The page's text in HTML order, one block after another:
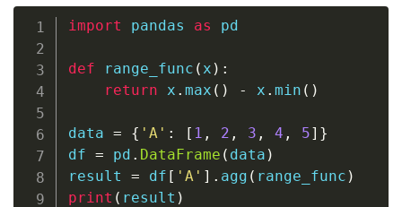
import pandas as pd
def range_func ( x ) :
return x . max ( ) - x . min ( )
data = { 'A' : [ 1 , 2 , 3 , 4 , 5] }
df = pd . DataFrame ( data )
result = df [ 'A' ] . agg ( range_func )
print ( result )